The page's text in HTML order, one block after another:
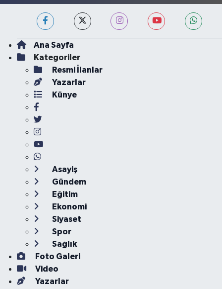
Ana Sayfa
Kategoriler
Resmi İlanlar
Yazarlar
Künye
Asayiş
Gündem
Eğitim
Ekonomi
Siyaset
Spor
Sağlık
Foto Galeri
Video
Yazarlar